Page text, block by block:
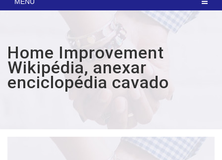
Home Improvement
Wikipédia, anexar
enciclopédia cavado